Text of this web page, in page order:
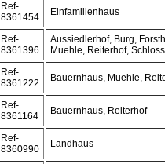
Ref-
8361454
Einfamilienhaus
Ref-
8361396
Aussiedlerhof, Burg,
Muehle, Reiterhof, Schloss
Ref-
8361222
Bauernhaus, Muehle,
Ref-
8361164
Bauernhaus, Reiterhof
Ref-
8360990
Landhaus